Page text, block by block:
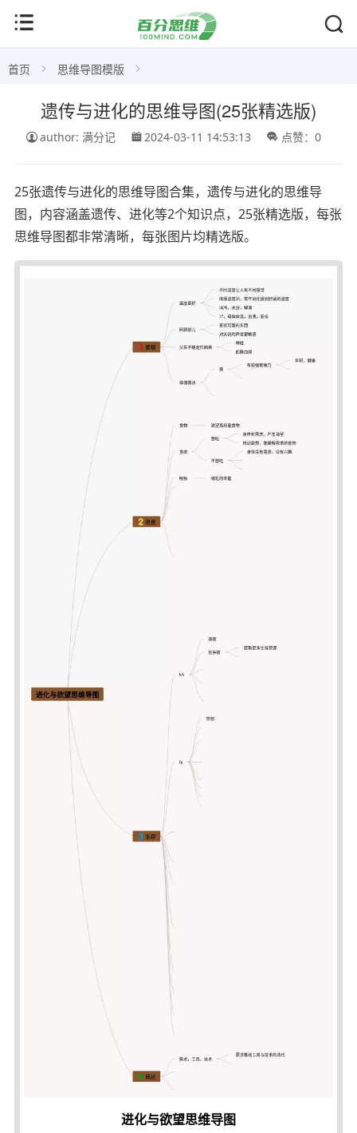
首页 思维导图模版
遗传与进化的思维导图(25张精选版)
author: 满分记 2024-03-11 14:53:13 点赞：0
25张遗传与进化的思维导图合集，遗传与进化的思维导
图，内容涵盖遗传、进化等2个知识点，25张精选版，每张
思维导图都非常清晰，每张图片均精选版。
进化与欲望思维导图